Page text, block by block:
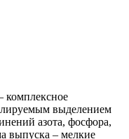
комплексное
выделением
азота, фосфора,
выпуска – мелкие